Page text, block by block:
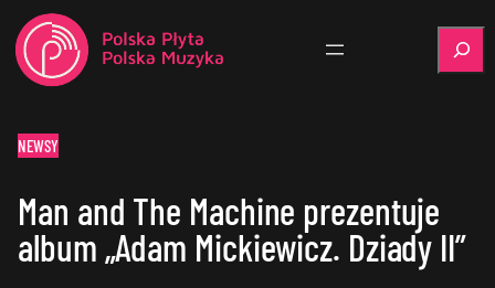
NEWSY
Man and The Machine prezentuje
album „Adam Mickiewicz. Dziady II”